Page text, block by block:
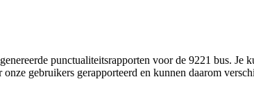
punctualiteitsrapporten voor de 9221 bus. Je
gebruikers gerapporteerd en kunnen daarom